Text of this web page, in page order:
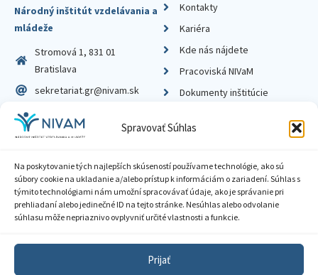
Spravovať Súhlas
Na poskytovanie tých najlepších skúseností používame technológie, ako sú
súbory cookie na ukladanie a/alebo prístup k informáciám o zariadení. Súhlas s
týmito technológiami nám umožní spracovávať údaje, ako je správanie pri
prehliadaní alebo jedinečné ID na tejto stránke. Nesúhlas alebo odvolanie
súhlasu môže nepriaznivo ovplyvniť určité vlastnosti a funkcie.
Prijať
Národný inštitút vzdelávania a
mládeže
Stromová 1, 831 01
Bratislava
sekretariat.gr@nivam.sk
IČO: 00164348
DIČ: 2020798714
Kontakty
Kariéra
Kde nás nájdete
Pracoviská NIVaM
Dokumenty inštitúcie
Zásady ochrany súkromia
Sprístupnenie informácií